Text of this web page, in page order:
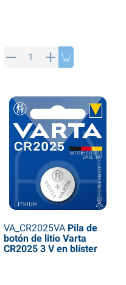
VA_CR2025VAPila de
botón de litio Varta
CR2025 3 V en blíster